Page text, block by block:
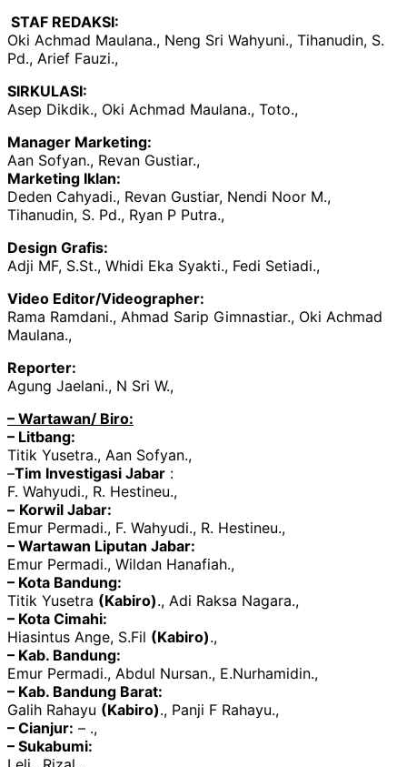
STAF REDAKSI:
Oki Achmad Maulana., Neng Sri Wahyuni., Tihanudin, S.
Pd., Arief Fauzi.,
SIRKULASI:
Asep Dikdik., Oki Achmad Maulana., Toto.,
Manager Marketing:
Aan Sofyan., Revan Gustiar.,
Marketing Iklan:
Deden Cahyadi., Revan Gustiar, Nendi Noor M.,
Tihanudin, S. Pd., Ryan P Putra.,
Design Grafis:
Adji MF, S.St., Whidi Eka Syakti., Fedi Setiadi.,
Video Editor/Videographer:
Rama Ramdani., Ahmad Sarip Gimnastiar., Oki Achmad
Maulana.,
Reporter:
Agung Jaelani., N Sri W.,
– Wartawan/ Biro:
– Litbang:
Titik Yusetra., Aan Sofyan.,
–Tim Investigasi Jabar :
F. Wahyudi., R. Hestineu.,
– Korwil Jabar:
Emur Permadi., F. Wahyudi., R. Hestineu.,
– Wartawan Liputan Jabar:
Emur Permadi., Wildan Hanafiah.,
– Kota Bandung:
Titik Yusetra (Kabiro)., Adi Raksa Nagara.,
– Kota Cimahi:
Hiasintus Ange, S.Fil (Kabiro).,
– Kab. Bandung:
Emur Permadi., Abdul Nursan., E.Nurhamidin.,
– Kab. Bandung Barat:
Galih Rahayu (Kabiro)., Panji F Rahayu.,
– Cianjur: – .,
– Sukabumi: